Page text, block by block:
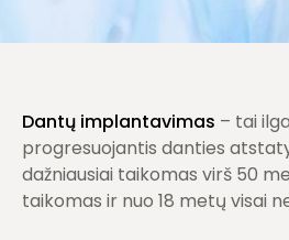
Dantų implantavimas – tai
progresuojantis danties
dažniausiai taikomas virš 50
taikomas ir nuo 18 metų visai